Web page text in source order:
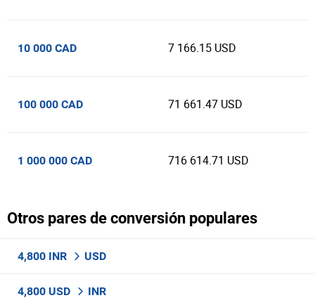
10 000 CAD 7 166.15 USD
100 000 CAD 71 661.47 USD
1 000 000 CAD 716 614.71 USD
Otros pares de conversión populares
4,800 INR USD
4,800 USD INR